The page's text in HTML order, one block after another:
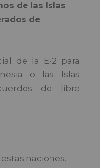
de las Islas
de
de la E-2 para
o las Islas
de libre
naciones.